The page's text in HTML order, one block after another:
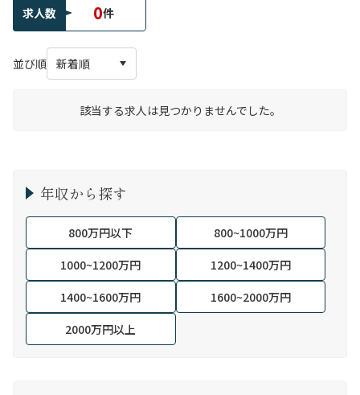
求人数 0件
並び順
該当する求人は見つかりませんでした。
年収から探す
800万円以下
800~1000万円
1000~1200万円
1200~1400万円
1400~1600万円
1600~2000万円
2000万円以上